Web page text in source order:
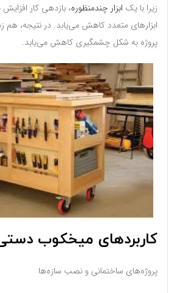
زیرا با یک ابزار چندمنظوره، بازدهی کار افزایش
ابزارهای متعدد کاهش می‌یابد. در نتیجه، هم
پروژه به شکل چشمگیری کاهش می‌یابد.
کاربردهای میخکوب
پروژه‌های ساختمانی و نصب سازه‌ها